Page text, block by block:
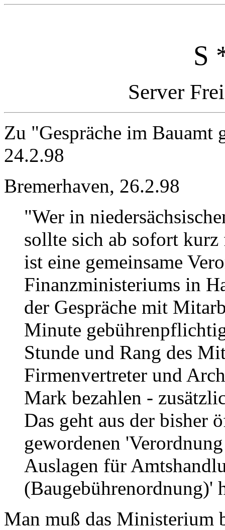
S
Server
Zu "Gespräche im Bauamt
24.2.98
Bremerhaven, 26.2.98
"Wer in
sollte sich ab sofort kurz
ist eine gemeinsame
Finanzministeriums in
der Gespräche mit
Minute
Stunde und Rang des
Firmenvertreter und
Mark bezahlen -
Das geht aus der bisher
gewordenen
Auslagen für
(Baugebührenordnung)'
Man muß das Ministerium